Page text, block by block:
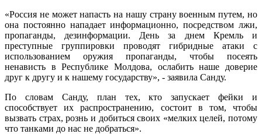
«Россия не может напасть на нашу страну военным путем, но
она постоянно нападает информационно, посредством лжи,
пропаганды, дезинформации. День за днем Кремль и
преступные группировки проводят гибридные атаки с
использованием оружия пропаганды, чтобы посеять
ненависть в Республике Молдова, ослабить наше доверие
друг к другу и к нашему государству», - заявила Санду.
По словам Санду, план тех, кто запускает фейки и
способствует их распространению, состоит в том, чтобы
вызвать страх, рознь и добиться своих «мелких целей, потому
что танками до нас не добраться».